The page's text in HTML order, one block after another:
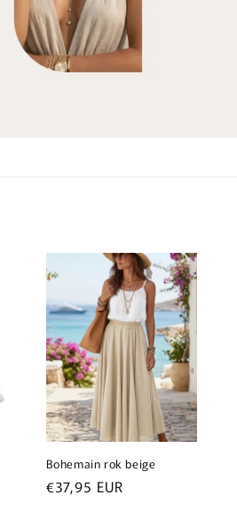
Bohemain rok beige
Normale
€37,95 EUR